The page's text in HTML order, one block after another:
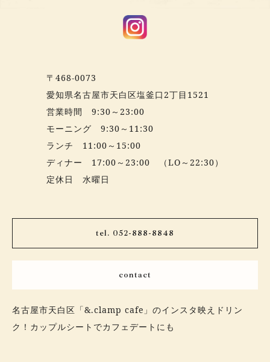
〒468-0073
愛知県名古屋市天白区塩釜口2丁目1521
営業時間 9:30～23:00
モーニング 9:30～11:30
ランチ 11:00～15:00
ディナー 17:00～23:00 （LO～22:30）
定休日 水曜日
tel. 052-888-8848
contact
名古屋市天白区「&.clamp cafe」のインスタ映えドリン
ク！カップルシートでカフェデートにも